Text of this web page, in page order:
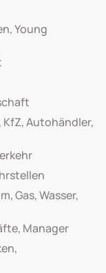
Young
Autohändler,
Gas, Wasser,
Manager